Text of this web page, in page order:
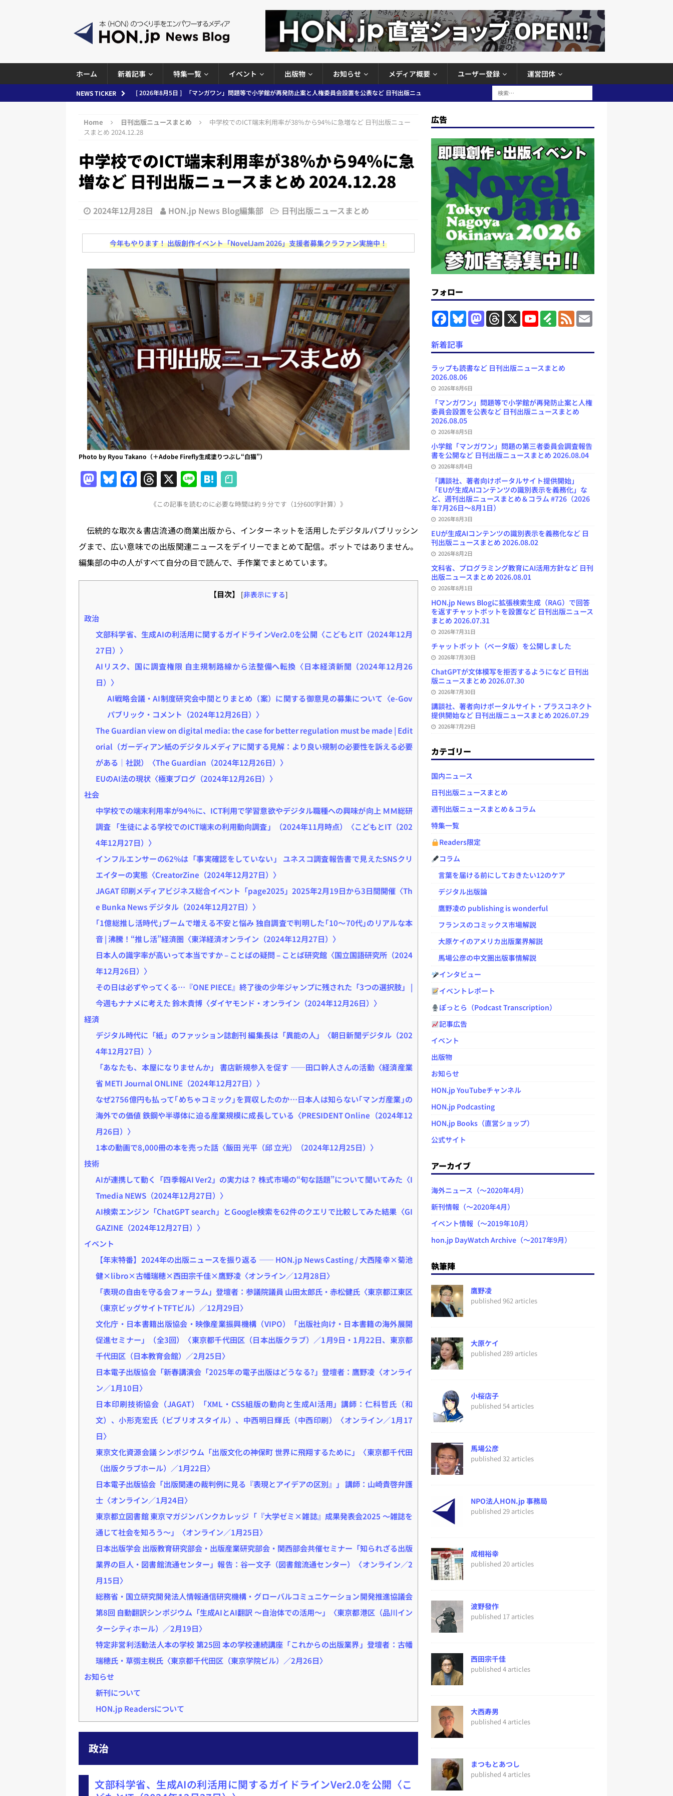
ホーム 新着記事 特集一覧 イベント 出版物 お知らせ メディア概要 ユーザー登録 運営団体
NEWS TICKER [ 2026年8月4日 ]
小学館「マンガワン」問題の第三者委員会調査報告書を公開など 日刊出版ニュースまと
[ 2026年8月3日 ] 「講談社、著者向けポータルサイト提供開始」「EUが生成AIコンテンツの識別表示を義
とめ＆コラム
[ 2026年8月2日 ] EUが生成AIコンテンツの識別表示を義務化など 日刊出版ニュースまとめ 2026.08.02
[ 2026年8月1日 ] 文科省、プログラミング教育にAI活用方針など 日刊出版ニュースまとめ 2026.08.01
[ 2026年7月31日 ] HON.jp News Blogに拡張検索生成（RAG）で回答を返すチャットボットを設置など
[ 2026年7月30日 ] チャットボット（ベータ版）を公開しました
お知らせ
[ 2026年7月30日 ]
ChatGPTが文体模写を拒否するようになど 日刊出版ニュースまとめ 2026.07.30
刊出版ニュースまとめ
[ 2026年7月29日 ] 講談社、著者向けポータルサイト・プラスコネクト提供開始など 日刊出版ニュースま
とめ 2026.07.29
日刊出版ニュースまとめ
[ 2026年8月6日 ] ラップも読書など 日刊出版ニュースまとめ 2026.08.06
日刊出版ニュースまとめ
「マンガワン」問題等で小学館が再発防止案と人権委員会設置を公表など 日刊出版ニュ
日刊出版ニュースまとめ
Home 日刊出版ニュースまとめ
中学校でのICT端末利用率が38％から94％に急増など 日刊出版ニュー
スまとめ 2024.12.28
中学校でのICT端末利用率が38％から94％に急
増など 日刊出版ニュースまとめ 2024.12.28
2024年12月28日 HON.jp News Blog編集部 日刊出版ニュースまとめ
今年もやります！ 出版創作イベント「NovelJam 2026」支援者募集クラファン実施中！
Photo by Ryou Takano（＋Adobe Firefly生成塗りつぶし“白猫”）
M
o
d
o
n
Bl
s
k
y
F
e
b
o
o
T
re
a
d
s
X Li
n
e
H
at
e
n
a
《この記事を読むのに必要な時間は約 9 分です（1分600字計算）》
伝統的な取次＆書店流通の商業出版から、インターネットを活用したデジタルパブリッシン
グまで、広い意味での出版関連ニュースをデイリーでまとめて配信。ボットではありません。
編集部の中の人がすべて自分の目で読んで、手作業でまとめています。
【目次】 [非表示にする]
政治
文部科学省、生成AIの利活用に関するガイドラインVer2.0を公開〈こどもとIT（2024年12月
27日）〉
AIリスク、国に調査権限 自主規制路線から法整備へ転換〈日本経済新聞（2024年12月26
日）〉
AI戦略会議・AI制度研究会中間とりまとめ（案）に関する御意見の募集について〈e-Gov
パブリック・コメント（2024年12月26日）〉
The Guardian view on digital media: the case for better regulation must be made | Edit
orial（ガーディアン紙のデジタルメディアに関する見解：より良い規制の必要性を訴える必要
がある｜社説）〈The Guardian（2024年12月26日）〉
EUのAI法の現状〈極東ブログ（2024年12月26日）〉
社会
中学校での端末利用率が94％に、ICT利用で学習意欲やデジタル職種への興味が向上 ＭＭ総研
調査 「生徒による学校でのICT端末の利用動向調査」（2024年11月時点）〈こどもとIT（202
4年12月27日）〉
インフルエンサーの62%は「事実確認をしていない」 ユネスコ調査報告書で見えたSNSクリ
エイターの実態〈CreatorZine（2024年12月27日）〉
JAGAT 印刷メディアビジネス総合イベント「page2025」2025年2月19日から3日間開催〈Th
e Bunka News デジタル（2024年12月27日）〉
｢1億総推し活時代｣ブームで増える不安と悩み 独自調査で判明した｢10～70代｣のリアルな本
音 | 沸騰！“推し活”経済圏〈東洋経済オンライン（2024年12月27日）〉
日本人の識字率が高いって本当ですか – ことばの疑問 – ことば研究館〈国立国語研究所（2024
年12月26日）〉
その日は必ずやってくる…『ONE PIECE』終了後の少年ジャンプに残された「3つの選択肢」 |
今週もナナメに考えた 鈴木貴博〈ダイヤモンド・オンライン（2024年12月26日）〉
経済
デジタル時代に「紙」のファッション誌創刊 編集長は「異能の人」〈朝日新聞デジタル（202
4年12月27日）〉
「あなたも、本屋になりませんか」 書店新規参入を促す ――田口幹人さんの活動〈経済産業
省 METI Journal ONLINE（2024年12月27日）〉
なぜ2756億円も払って｢めちゃコミック｣を買収したのか…日本人は知らない｢マンガ産業｣の
海外での価値 鉄鋼や半導体に迫る産業規模に成長している〈PRESIDENT Online（2024年12
月26日）〉
1本の動画で8,000冊の本を売った話〈飯田 光平（邱 立光）（2024年12月25日）〉
技術
AIが連携して動く「四季報AI Ver2」の実力は？ 株式市場の“旬な話題”について聞いてみた〈I
Tmedia NEWS（2024年12月27日）〉
AI検索エンジン「ChatGPT search」とGoogle検索を62件のクエリで比較してみた結果〈GI
GAZINE（2024年12月27日）〉
イベント
【年末特番】2024年の出版ニュースを振り返る ―― HON.jp News Casting / 大西隆幸×菊池
健×libro×古幡瑞穂×西田宗千佳×鷹野凌〈オンライン／12月28日〉
「表現の自由を守る会フォーラム」登壇者：参議院議員 山田太郎氏・赤松健氏〈東京都江東区
（東京ビッグサイトTFTビル）／12月29日〉
文化庁・日本書籍出版協会・映像産業振興機構（VIPO）「出版社向け・日本書籍の海外展開
促進セミナー」（全3回）〈東京都千代田区（日本出版クラブ）／1月9日・1月22日、東京都
千代田区（日本教育会館）／2月25日〉
日本電子出版協会「新春講演会「2025年の電子出版はどうなる?」登壇者：鷹野凌〈オンライ
ン／1月10日〉
日本印刷技術協会（JAGAT）「XML・CSS組版の動向と生成AI活用」講師：仁科哲氏（和
文）、小形克宏氏（ビブリオスタイル）、中西明日輝氏（中西印刷）〈オンライン／1月17
日〉
東京文化資源会議 シンポジウム「出版文化の神保町 世界に飛翔するために」〈東京都千代田
（出版クラブホール）／1月22日〉
日本電子出版協会「出版関連の裁判例に見る『表現とアイデアの区別』」 講師：山崎貴啓弁護
士〈オンライン／1月24日〉
東京都立図書館 東京マガジンバンクカレッジ「『大学ゼミ×雑誌』成果発表会2025 〜雑誌を
通じて社会を知ろう〜」〈オンライン／1月25日〉
日本出版学会 出版教育研究部会・出版産業研究部会・関西部会共催セミナー「知られざる出版
業界の巨人・図書館流通センター」報告：谷一文子（図書館流通センター）〈オンライン／2
月15日〉
総務省・国立研究開発法人情報通信研究機構・グローバルコミュニケーション開発推進協議会
第8回 自動翻訳シンポジウム「生成AIとAI翻訳 ～自治体での活用～」〈東京都港区（品川イン
ターシティホール）／2月19日〉
特定非営利活動法人本の学校 第25回 本の学校連続講座「これからの出版業界」登壇者：古幡
瑞穂氏・草彅主税氏〈東京都千代田区（東京学院ビル）／2月26日〉
お知らせ
新刊について
HON.jp Readersについて
政治
文部科学省、生成AIの利活用に関するガイドラインVer2.0を公開〈こ
広告
フォロー
F
a
e
b
o
o
k
B
l
k
y
M
a
d
o
n
T
h
d
s
X
Y
o
b
C
n
e
F
e
y
F
e
E
m
新着記事
ラップも読書など 日刊出版ニュースまとめ
2026.08.06
2026年8月6日
「マンガワン」問題等で小学館が再発防止案と人権
委員会設置を公表など 日刊出版ニュースまとめ
2026.08.05
2026年8月5日
小学館「マンガワン」問題の第三者委員会調査報告
書を公開など 日刊出版ニュースまとめ 2026.08.04
2026年8月4日
「講談社、著者向けポータルサイト提供開始」
「EUが生成AIコンテンツの識別表示を義務化」な
ど、週刊出版ニュースまとめ＆コラム #726（2026
年7月26日～8月1日）
2026年8月3日
EUが生成AIコンテンツの識別表示を義務化など 日
刊出版ニュースまとめ 2026.08.02
2026年8月2日
文科省、プログラミング教育にAI活用方針など 日刊
出版ニュースまとめ 2026.08.01
2026年8月1日
HON.jp News Blogに拡張検索生成（RAG）で回答
を返すチャットボットを設置など 日刊出版ニュース
まとめ 2026.07.31
2026年7月31日
チャットボット（ベータ版）を公開しました
2026年7月30日
ChatGPTが文体模写を拒否するようになど 日刊出
版ニュースまとめ 2026.07.30
2026年7月30日
講談社、著者向けポータルサイト・プラスコネクト
提供開始など 日刊出版ニュースまとめ 2026.07.29
2026年7月29日
カテゴリー
国内ニュース
日刊出版ニュースまとめ
週刊出版ニュースまとめ＆コラム
特集一覧
Readers限定
コラム
言葉を届ける前にしておきたい12のケア
デジタル出版論
鷹野凌の publishing is wonderful
フランスのコミックス市場解説
大原ケイのアメリカ出版業界解説
馬場公彦の中文圏出版事情解説
インタビュー
イベントレポート
ぽっとら（Podcast Transcription）
記事広告
イベント
出版物
お知らせ
HON.jp YouTubeチャンネル
HON.jp Podcasting
HON.jp Books（直営ショップ）
公式サイト
アーカイブ
海外ニュース（～2020年4月）
新刊情報（～2020年4月）
イベント情報（～2019年10月）
hon.jp DayWatch Archive（～2017年9月）
執筆陣
鷹野凌
published 962 articles
大原ケイ
published 289 articles
小桜店子
published 54 articles
馬場公彦
published 32 articles
NPO法人HON.jp 事務局
published 29 articles
成相裕幸
published 20 articles
波野發作
published 17 articles
西田宗千佳
published 4 articles
大西寿男
published 4 articles
まつもとあつし
published 4 articles